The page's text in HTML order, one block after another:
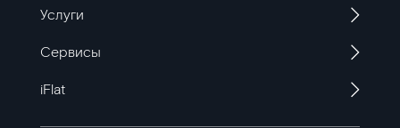
Услуги
Сервисы
iFlat